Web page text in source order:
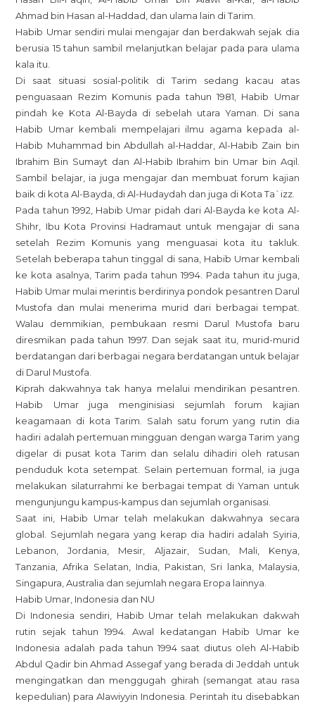
Ahmad bin Hasan al-Haddad, dan ulama lain di Tarim.
Habib Umar sendiri mulai mengajar dan berdakwah sejak dia
berusia 15 tahun sambil melanjutkan belajar pada para ulama
kala itu.
Di saat situasi sosial-politik di Tarim sedang kacau atas
penguasaan Rezim Komunis pada tahun 1981, Habib Umar
pindah ke Kota Al-Bayda di sebelah utara Yaman. Di sana
Habib Umar kembali mempelajari ilmu agama kepada al-
Habib Muhammad bin Abdullah al-Haddar, Al-Habib Zain bin
Ibrahim Bin Sumayt dan Al-Habib Ibrahim bin Umar bin Aqil.
Sambil belajar, ia juga mengajar dan membuat forum kajian
baik di kota Al-Bayda, di Al-Hudaydah dan juga di Kota Ta`izz.
Pada tahun 1992, Habib Umar pidah dari Al-Bayda ke kota Al-
Shihr, Ibu Kota Provinsi Hadramaut untuk mengajar di sana
setelah Rezim Komunis yang menguasai kota itu takluk.
Setelah beberapa tahun tinggal di sana, Habib Umar kembali
ke kota asalnya, Tarim pada tahun 1994. Pada tahun itu juga,
Habib Umar mulai merintis berdirinya pondok pesantren Darul
Mustofa dan mulai menerima murid dari berbagai tempat.
Walau demmikian, pembukaan resmi Darul Mustofa baru
diresmikan pada tahun 1997. Dan sejak saat itu, murid-murid
berdatangan dari berbagai negara berdatangan untuk belajar
di Darul Mustofa.
Kiprah dakwahnya tak hanya melalui mendirikan pesantren.
Habib Umar juga menginisiasi sejumlah forum kajian
keagamaan di kota Tarim. Salah satu forum yang rutin dia
hadiri adalah pertemuan mingguan dengan warga Tarim yang
digelar di pusat kota Tarim dan selalu dihadiri oleh ratusan
penduduk kota setempat. Selain pertemuan formal, ia juga
melakukan silaturrahmi ke berbagai tempat di Yaman untuk
mengunjungu kampus-kampus dan sejumlah organisasi.
Saat ini, Habib Umar telah melakukan dakwahnya secara
global. Sejumlah negara yang kerap dia hadiri adalah Syiria,
Lebanon, Jordania, Mesir, Aljazair, Sudan, Mali, Kenya,
Tanzania, Afrika Selatan, India, Pakistan, Sri lanka, Malaysia,
Singapura, Australia dan sejumlah negara Eropa lainnya.
Habib Umar, Indonesia dan NU
Di Indonesia sendiri, Habib Umar telah melakukan dakwah
rutin sejak tahun 1994. Awal kedatangan Habib Umar ke
Indonesia adalah pada tahun 1994 saat diutus oleh Al-Habib
Abdul Qadir bin Ahmad Assegaf yang berada di Jeddah untuk
mengingatkan dan menggugah ghirah (semangat atau rasa
kepedulian) para Alawiyyin Indonesia. Perintah itu disebabkan